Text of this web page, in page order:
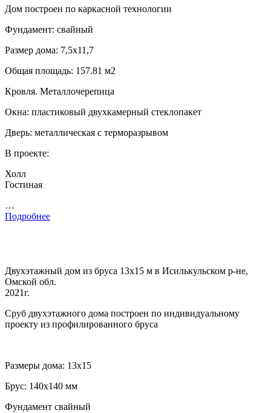
Дом построен по каркасной технологии
Фундамент: свайный
Размер дома: 7,5х11,7
Общая площадь: 157.81 м2
Кровля. Металлочерепица
Окна: пластиковый двухкамерный стеклопакет
Дверь: металлическая с терморазрывом
В проекте:
Холл
Гостиная
…
Подробнее
Двухэтажный дом из бруса 13х15 м в Исилькульском р-не,
Омской обл.
2021г.
Сруб двухэтажного дома построен по индивидуальному
проекту из профилированного бруса
Размеры дома: 13х15
Брус: 140х140 мм
Фундамент свайный